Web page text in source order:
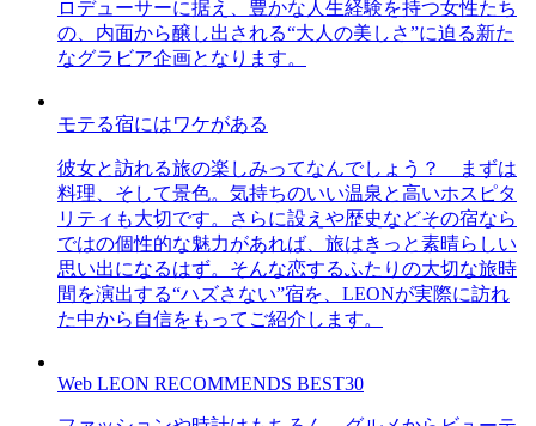
ロデューサーに据え、豊かな人生経験を持つ女性たち
の、内面から醸し出される“大人の美しさ”に迫る新た
なグラビア企画となります。
モテる宿にはワケがある
彼女と訪れる旅の楽しみってなんでしょう？ まずは
料理、そして景色。気持ちのいい温泉と高いホスピタ
リティも大切です。さらに設えや歴史などその宿なら
ではの個性的な魅力があれば、旅はきっと素晴らしい
思い出になるはず。そんな恋するふたりの大切な旅時
間を演出する“ハズさない”宿を、LEONが実際に訪れ
た中から自信をもってご紹介します。
Web LEON RECOMMENDS BEST30